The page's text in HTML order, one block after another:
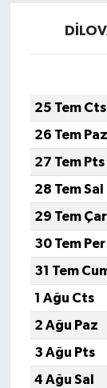
25 Tem Cts
26 Tem Paz
27 Tem Pts
28 Tem Sal
29 Tem Çar
30 Tem Per
31 Tem
1 Ağu Cts
2 Ağu Paz
3 Ağu Pts
4 Ağu Sal